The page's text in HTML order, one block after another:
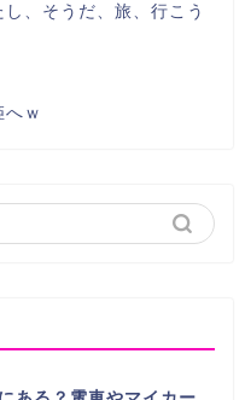
し、そうだ、旅、行こう
ｗ